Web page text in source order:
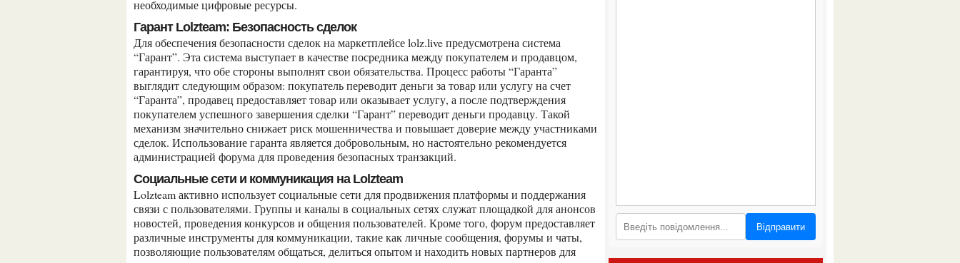
необходимые цифровые ресурсы.
Гарант Lolzteam: Безопасность сделок
Для обеспечения безопасности сделок на маркетплейсе lolz.live предусмотрена система
“Гарант”. Эта система выступает в качестве посредника между покупателем и продавцом,
гарантируя, что обе стороны выполнят свои обязательства. Процесс работы “Гаранта”
выглядит следующим образом: покупатель переводит деньги за товар или услугу на счет
“Гаранта”, продавец предоставляет товар или оказывает услугу, а после подтверждения
покупателем успешного завершения сделки “Гарант” переводит деньги продавцу. Такой
механизм значительно снижает риск мошенничества и повышает доверие между участниками
сделок. Использование гаранта является добровольным, но настоятельно рекомендуется
администрацией форума для проведения безопасных транзакций.
Социальные сети и коммуникация на Lolzteam
Lolzteam активно использует социальные сети для продвижения платформы и поддержания
связи с пользователями. Группы и каналы в социальных сетях служат площадкой для анонсов
новостей, проведения конкурсов и общения пользователей. Кроме того, форум предоставляет
различные инструменты для коммуникации, такие как личные сообщения, форумы и чаты,
позволяющие пользователям общаться, делиться опытом и находить новых партнеров для
Відправити